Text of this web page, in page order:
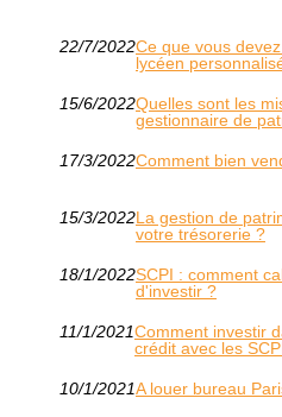
22/7/2022Ce que vous
lycéen
15/6/2022Quelles sont les
gestionnaire de
17/3/2022Comment bien
15/3/2022La gestion de
votre trésorerie ?
18/1/2022SCPI : comment
d'investir ?
11/1/2021Comment investir
crédit avec les
10/1/2021A louer bureau